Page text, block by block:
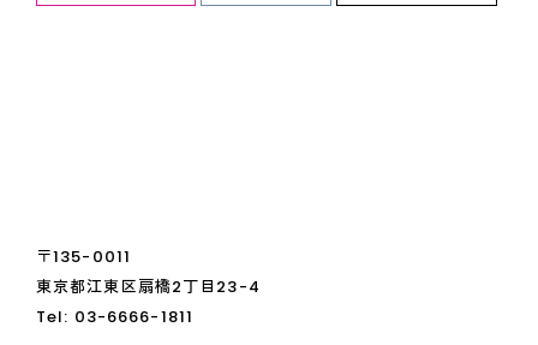
〒135-0011
東京都江東区扇橋2丁目23-4
Tel: 03-6666-1811